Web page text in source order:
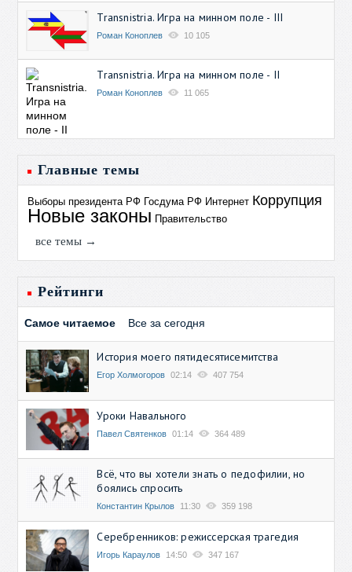
Transnistria. Игра на минном поле - III
Роман Коноплев 10 105
Transnistria. Игра на минном поле - II
Роман Коноплев 11 065
Главные темы
Выборы президента РФ Госдума РФ Интернет Коррупция
Новые законы Правительство
все темы →
Рейтинги
Самое читаемое Все за сегодня
История моего пятидесятисемитства
Егор Холмогоров 02:14 407 754
Уроки Навального
Павел Святенков 01:14 364 489
Всё, что вы хотели знать о педофилии, но
боялись спросить
Константин Крылов 11:30 359 198
Серебренников: режиссерская трагедия
Игорь Караулов 14:50 347 167